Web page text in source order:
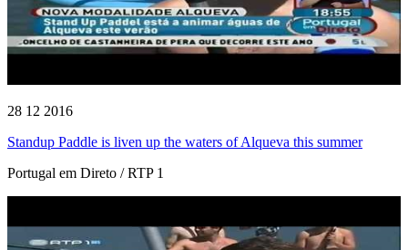
28 12 2016
Standup Paddle is liven up the waters of Alqueva this summer
Portugal em Direto / RTP 1